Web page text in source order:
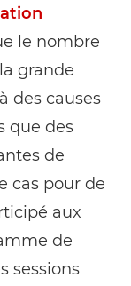
le nombre
grande
des causes
que des
de
cas pour de
aux
de
sessions